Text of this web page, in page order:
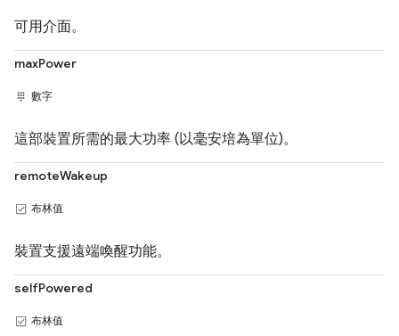
可用介面。
maxPower
數字
這部裝置所需的最大功率 (以毫安培為單位)。
remoteWakeup
布林值
裝置支援遠端喚醒功能。
selfPowered
布林值